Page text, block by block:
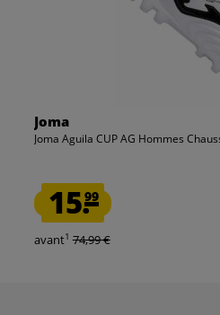
Joma
Joma Aguila CUP AG Hommes
15.99
avant1 74,99 €